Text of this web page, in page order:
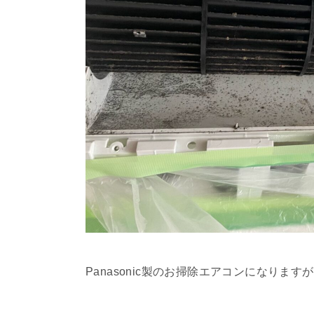
Panasonic製のお掃除エアコンになります